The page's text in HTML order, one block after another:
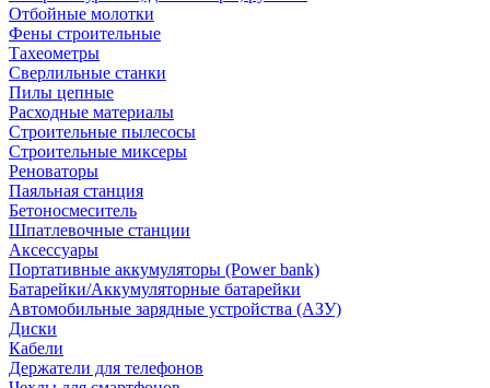
Отбойные молотки
Фены строительные
Тахеометры
Сверлильные станки
Пилы цепные
Расходные материалы
Строительные пылесосы
Строительные миксеры
Реноваторы
Паяльная станция
Бетоносмеситель
Шпатлевочные станции
Аксессуары
Портативные аккумуляторы (Power bank)
Батарейки/Аккумуляторные батарейки
Автомобильные зарядные устройства (АЗУ)
Диски
Кабели
Держатели для телефонов